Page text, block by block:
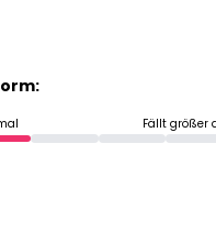
Fällt größer